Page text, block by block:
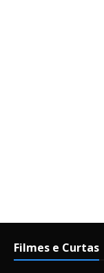
Filmes e Curtas